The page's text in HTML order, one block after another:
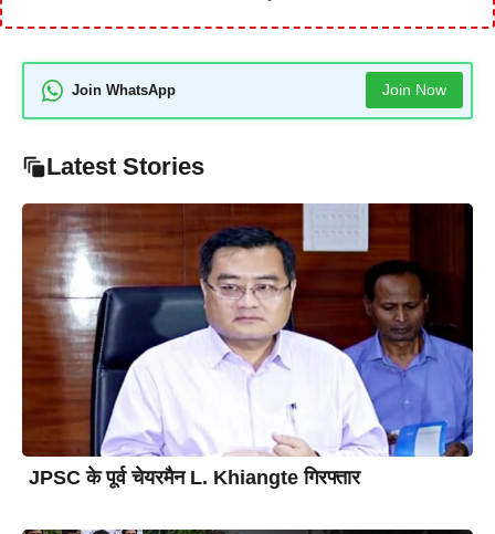
Join WhatsApp Join Now
Latest Stories
JPSC के पूर्व चेयरमैन L. Khiangte गिरफ्तार